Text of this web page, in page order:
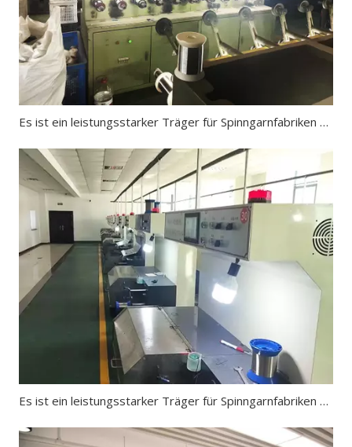
Es ist ein leistungsstarker Träger für Spinngarnfabriken und auch der Rohstoff für die Herstellung von schnittfesten Handschuhen
Es ist ein leistungsstarker Träger für Spinngarnfabriken und auch der Rohstoff für die Herstellung von schnittfesten Handschuhen